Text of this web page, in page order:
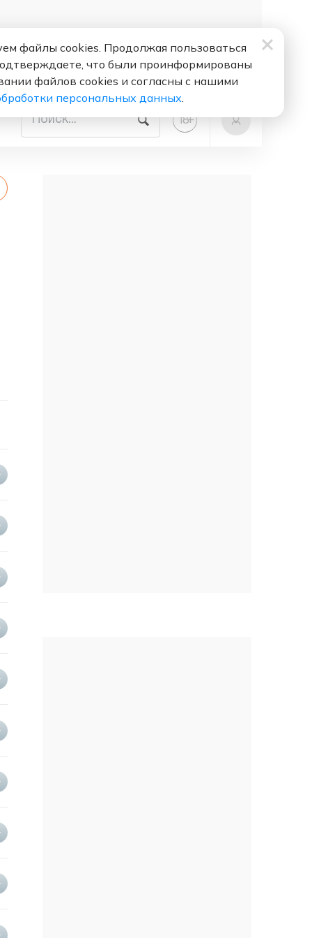
18+
файлы cookies. Продолжая пользоваться
что были проинформированы
файлов cookies и согласны с нашими
персональных данных.